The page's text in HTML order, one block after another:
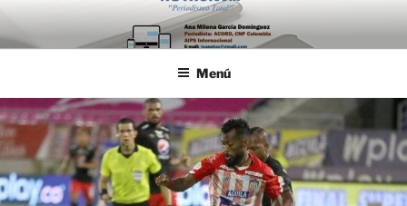
Saltar
al
contenido
Menú